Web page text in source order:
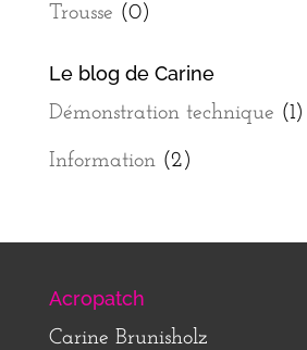
Trousse (0)
Le blog de Carine
Démonstration technique (1)
Information(2)
Acropatch
Carine Brunisholz